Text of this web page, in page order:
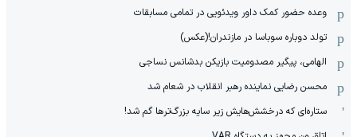
وعده حضور کمک داور ویدئویی در تمامی مسابقات
تولد دوباره سوباسا در مازندران!(عکس)
الهامی، پیگیر مصدومیت بازیکن بدشانس نساجی
محسن رضایی نماینده رهبر انقلاب در شعام شد
ستاره‌ای که درخشش‌هایش زیر سایه بزرگ‌ترها گم شد!